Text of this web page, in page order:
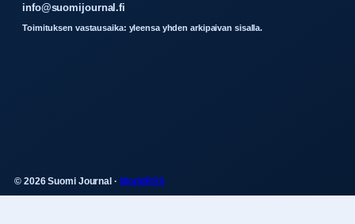
info@suomijournal.fi
Toimituksen vastausaika: yleensa yhden arkipaivan sisalla.
© 2026 Suomi Journal · WorldRSS